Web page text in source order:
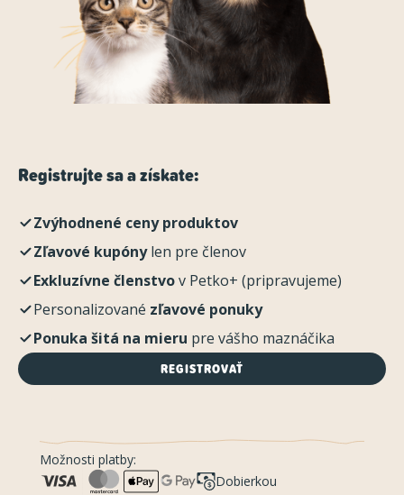
Registrujte sa a získate:
Zvýhodnené ceny produktov
Zľavové kupónylen pre členov
Exkluzívne členstvov Petko+ (pripravujeme)
Personalizované zľavové ponuky
Ponuka šitá na mieru pre vášho maznáčika
REGISTROVAŤ
Možnosti platby:
Dobierkou